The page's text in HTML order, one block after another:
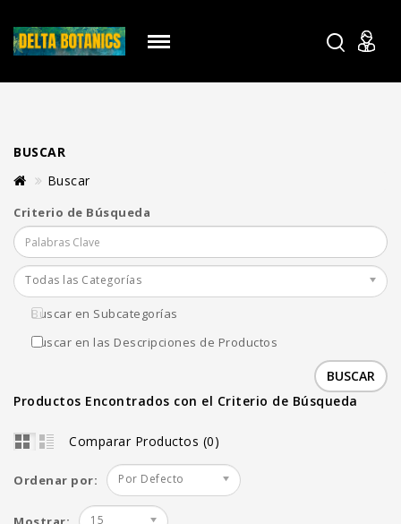
BUSCAR
Buscar
Criterio de Búsqueda
Todas las Categorías
Buscar en Subcategorías
Buscar en las Descripciones de Productos
Productos Encontrados con el Criterio de Búsqueda
Comparar Productos (0)
Ordenar por: Por Defecto
15